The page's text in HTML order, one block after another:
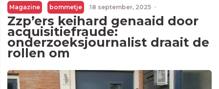
Magazine bommetje 18 september, 2025 ·
Zzp’ers keihard genaaid door
acquisitiefraude:
onderzoeksjournalist draait de
rollen om